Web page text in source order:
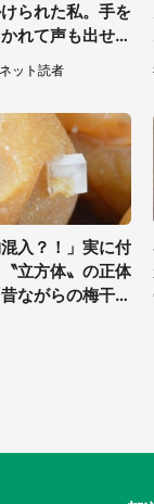
られた私。手を
れて声も出せ
京都・40代女
ット読者
混入？！」実に付
立方体〟の正体
ながらの梅干
企業が語る真相